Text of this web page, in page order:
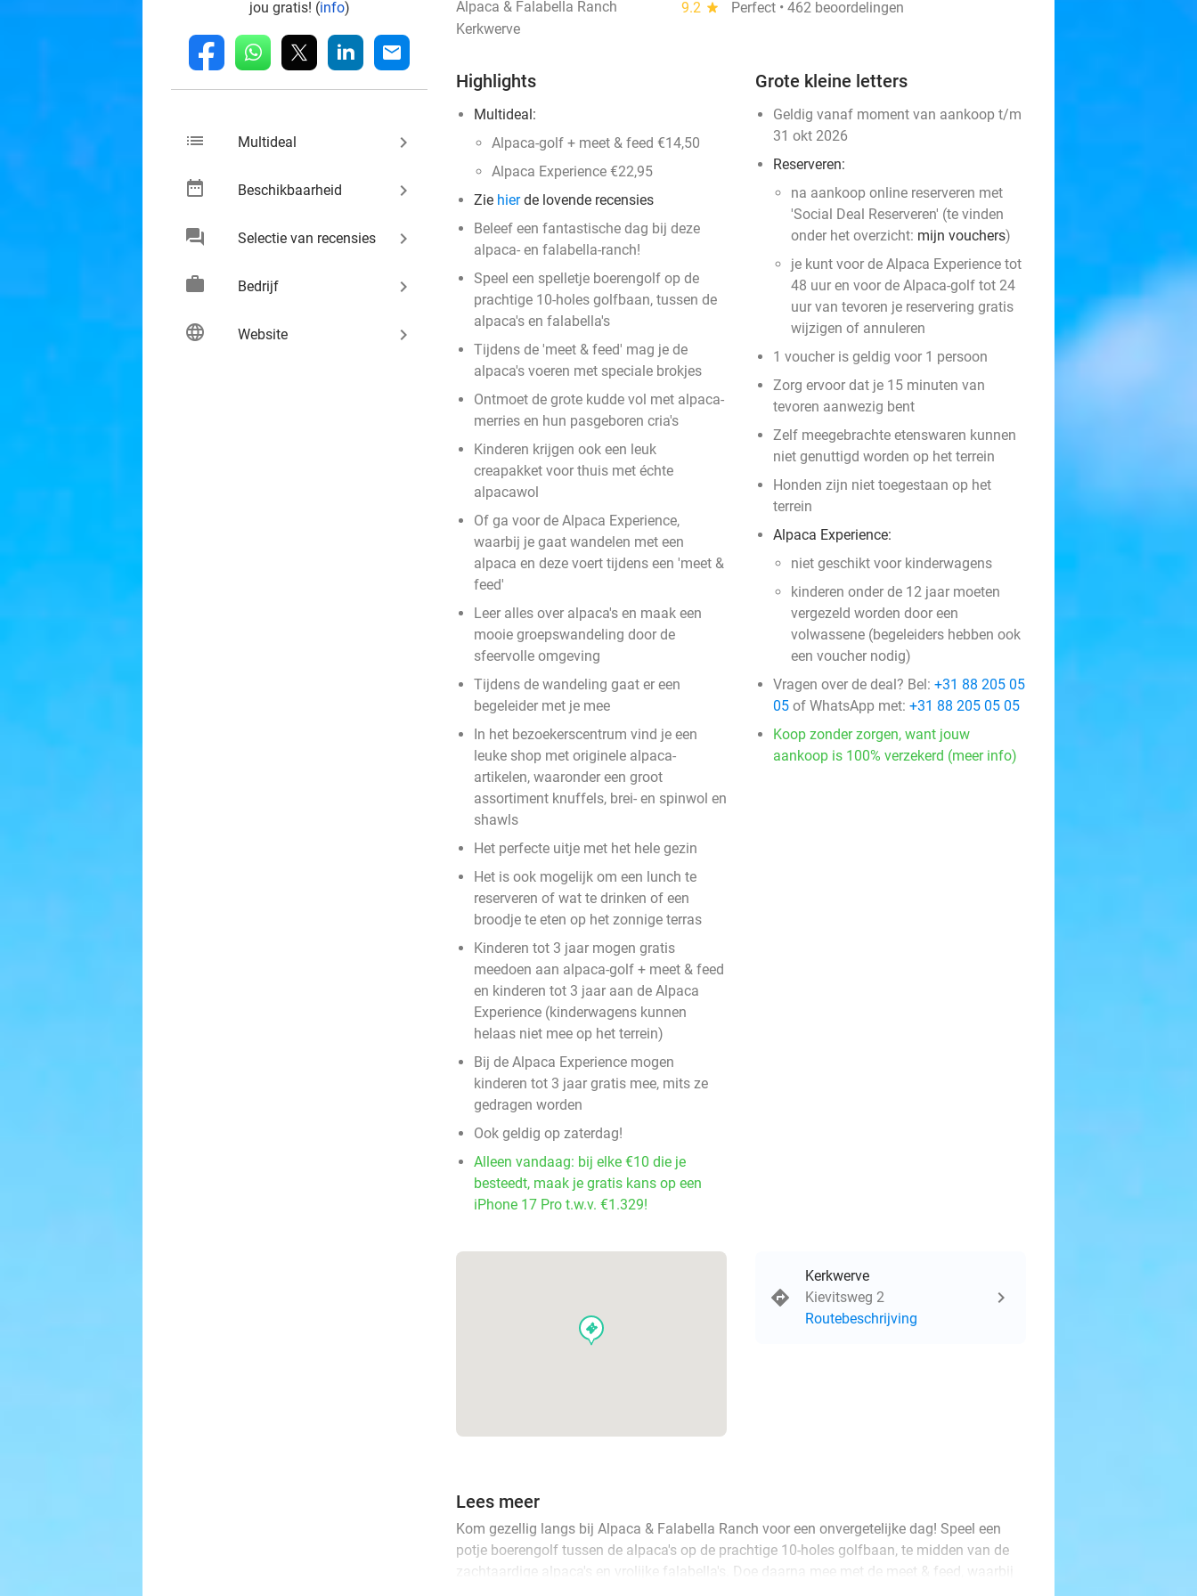
jou gratis! (info)
fb whatsapp linkedin mail
list Multideal keyboard_arrow_right
date_range Beschikbaarheid keyboard_arrow_right
chat Selectie van recensies keyboard_arrow_right
work Bedrijf keyboard_arrow_right
language Website keyboard_arrow_right
Alpaca & Falabella Ranch 9.2 star
Perfect • 462 beoordelingen
Kerkwerve
Highlights
Multideal:
Alpaca-golf + meet & feed €14,50
Alpaca Experience €22,95
Zie hierde lovende recensies
Beleef een fantastische dag bij deze
alpaca- en falabella-ranch!
Speel een spelletje boerengolf op de
prachtige 10-holes golfbaan, tussen de
alpaca's en falabella's
Tijdens de 'meet & feed' mag je de
alpaca's voeren met speciale brokjes
Ontmoet de grote kudde vol met alpaca-
merries en hun pasgeboren cria's
Kinderen krijgen ook een leuk
creapakket voor thuis met échte
alpacawol
Of ga voor de Alpaca Experience,
waarbij je gaat wandelen met een
alpaca en deze voert tijdens een 'meet &
feed'
Leer alles over alpaca's en maak een
mooie groepswandeling door de
sfeervolle omgeving
Tijdens de wandeling gaat er een
begeleider met je mee
In het bezoekerscentrum vind je een
leuke shop met originele alpaca-
artikelen, waaronder een groot
assortiment knuffels, brei- en spinwol en
shawls
Het perfecte uitje met het hele gezin
Het is ook mogelijk om een lunch te
reserveren of wat te drinken of een
broodje te eten op het zonnige terras
Kinderen tot 3 jaar mogen gratis
meedoen aan alpaca-golf + meet & feed
en kinderen tot 3 jaar aan de Alpaca
Experience (kinderwagens kunnen
helaas niet mee op het terrein)
Bij de Alpaca Experience mogen
kinderen tot 3 jaar gratis mee, mits ze
gedragen worden
Ook geldig op zaterdag!
Alleen vandaag: bij elke €10 die je
besteedt, maak je gratis kans op een
iPhone 17 Pro t.w.v. €1.329!
Grote kleine letters
Geldig vanaf moment van aankoop t/m
31 okt 2026
Reserveren:
na aankoop online reserveren met
'Social Deal Reserveren' (te vinden
onder het overzicht: mijn vouchers)
je kunt voor de Alpaca Experience tot
48 uur en voor de Alpaca-golf tot 24
uur van tevoren je reservering gratis
wijzigen of annuleren
1 voucher is geldig voor 1 persoon
Zorg ervoor dat je 15 minuten van
tevoren aanwezig bent
Zelf meegebrachte etenswaren kunnen
niet genuttigd worden op het terrein
Honden zijn niet toegestaan op het
terrein
Alpaca Experience:
niet geschikt voor kinderwagens
kinderen onder de 12 jaar moeten
vergezeld worden door een
volwassene (begeleiders hebben ook
een voucher nodig)
Vragen over de deal? Bel: +31 88 205 05
05 of WhatsApp met: +31 88 205 05 05
Koop zonder zorgen, want jouw
aankoop is 100% verzekerd (meer info)
events
Kerkwerve
Kievitsweg 2
Routebeschrijving
Lees meer
Kom gezellig langs bij Alpaca & Falabella Ranch voor een onvergetelijke dag! Speel een
potje boerengolf tussen de alpaca's op de prachtige 10-holes golfbaan, te midden van de
zachtaardige alpaca's en vrolijke falabella's. Doe daarna mee met de meet & feed, waarbij